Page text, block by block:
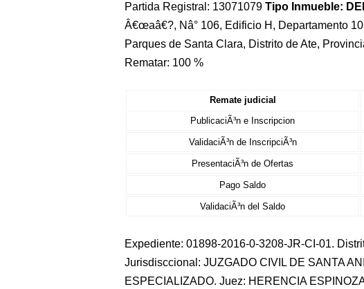
Partida Registral: 13071079 Tipo Inmueble:
Â€œaâ€?, Nâ° 106, Edificio H, Departamento
Parques de Santa Clara, Distrito de Ate,
Rematar: 100 %
Remate judicial
PublicaciÃ³n e Inscripcion
ValidaciÃ³n de InscripciÃ³n
PresentaciÃ³n de Ofertas
Pago Saldo
ValidaciÃ³n del Saldo
Expediente: 01898-2016-0-3208-JR-CI-01.
Jurisdisccional: JUZGADO CIVIL DE SANTA
ESPECIALIZADO. Juez: HERENCIA